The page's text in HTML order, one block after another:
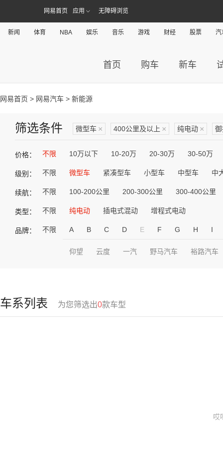
网易首页 应用 无障碍浏览
新闻 体育 NBA 娱乐 音乐 游戏 财经 股票 汽
首页 购车 新车
网易首页 > 网易汽车 > 新能源
筛选条件 微型车 × 400公里及以上 × 纯电动 ×
价格： 不限 10万以下 10-20万 20-30万 30-50万
级别： 不限 微型车 紧凑型车 小型车 中型车 中
续航： 不限 100-200公里 200-300公里 300-400公里
类型： 不限 纯电动 插电式混动 增程式电动
品牌： 不限 A B C D E F G H I
仰望 云度 一汽 野马汽车 裕路汽车
车系列表 为您筛选出0款车型
哎